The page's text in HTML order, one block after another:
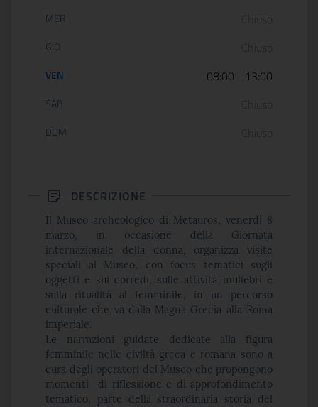
MER
GIO
VEN 08:00 13:00
SAB
DOM
DESCRIZIONE
Il Museo archeologico di Metauros, venerdì 8
marzo, in occasione della Giornata
internazionale della donna, organizza visite
speciali al Museo, con focus tematici sugli
oggetti e sui corredi, sulle attività muliebri e
sulla ritualità al femminile, in un percorso
culturale che va dalla Magna Grecia alla Roma
imperiale.
Le narrazioni guidate dedicate alla figura
femminile nelle civiltà greca e romana sono a
cura degli operatori del Museo che propongono
momenti di riflessione e di approfondimento
tematico, parte della straordinaria storia del